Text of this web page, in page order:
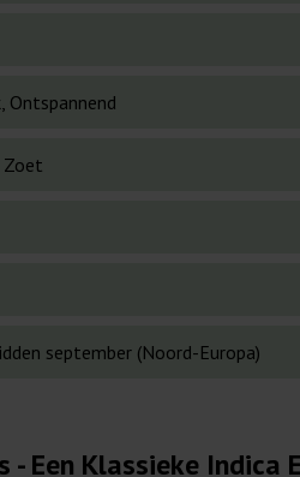
Ontspannend
Zoet
september (Noord-Europa)
- Een Klassieke Indica